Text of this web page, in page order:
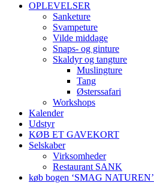
OPLEVELSER
Sanketure
Svampeture
Vilde middage
Snaps- og ginture
Skaldyr og tangture
Muslingture
Tang
Østerssafari
Workshops
Kalender
Udstyr
KØB ET GAVEKORT
Selskaber
Virksomheder
Restaurant SANK
køb bogen ‘SMAG NATUREN’